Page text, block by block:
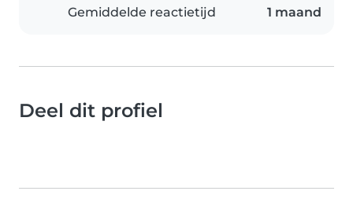
Gemiddelde reactietijd 1 maand
Deel dit profiel